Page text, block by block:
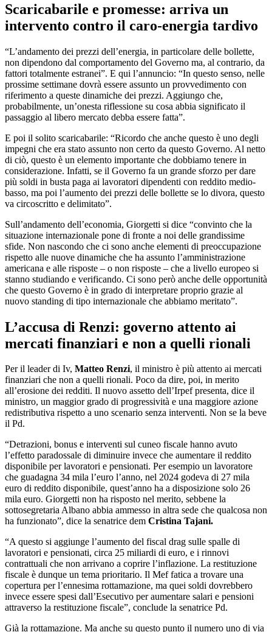
Scaricabarile e promesse: arriva un
intervento contro il caro-energia tardivo
“L’andamento dei prezzi dell’energia, in particolare delle bollette,
non dipendono dal comportamento del Governo ma, al contrario, da
fattori totalmente estranei”. E qui l’annuncio: “In questo senso, nelle
prossime settimane dovrà essere assunto un provvedimento con
riferimento a queste dinamiche dei prezzi. Aggiungo che,
probabilmente, un’onesta riflessione su cosa abbia significato il
passaggio al libero mercato debba essere fatta”.
E poi il solito scaricabarile: “Ricordo che anche questo è uno degli
impegni che era stato assunto non certo da questo Governo. Al netto
di ciò, questo è un elemento importante che dobbiamo tenere in
considerazione. Infatti, se il Governo fa un grande sforzo per dare
più soldi in busta paga ai lavoratori dipendenti con reddito medio-
basso, ma poi l’aumento dei prezzi delle bollette se lo divora, questo
va circoscritto e delimitato”.
Sull’andamento dell’economia, Giorgetti si dice “convinto che la
situazione internazionale pone di fronte a noi delle grandissime
sfide. Non nascondo che ci sono anche elementi di preoccupazione
rispetto alle nuove dinamiche che ha assunto l’amministrazione
americana e alle risposte – o non risposte – che a livello europeo si
stanno studiando e verificando. Ci sono però anche delle opportunità
che questo Governo è in grado di interpretare proprio grazie al
nuovo standing di tipo internazionale che abbiamo meritato”.
L’accusa di Renzi: governo attento ai
mercati finanziari e non a quelli rionali
Per il leader di Iv, Matteo Renzi, il ministro è più attento ai mercati
finanziari che non a quelli rionali. Poco da dire, poi, in merito
all’erosione dei redditi. Il nuovo assetto dell’Irpef presenta, dice il
ministro, un maggior grado di progressività e una maggiore azione
redistributiva rispetto a uno scenario senza interventi. Non se la beve
il Pd.
“Detrazioni, bonus e interventi sul cuneo fiscale hanno avuto
l’effetto paradossale di diminuire invece che aumentare il reddito
disponibile per lavoratori e pensionati. Per esempio un lavoratore
che guadagna 34 mila l’euro l’anno, nel 2024 godeva di 27 mila
euro di reddito disponibile, quest’anno ha a disposizione solo 26
mila euro. Giorgetti non ha risposto nel merito, sebbene la
sottosegretaria Albano abbia ammesso in altra sede che qualcosa non
ha funzionato”, dice la senatrice dem Cristina Tajani.
“A questo si aggiunge l’aumento del fiscal drag sulle spalle di
lavoratori e pensionati, circa 25 miliardi di euro, e i rinnovi
contrattuali che non arrivano a coprire l’inflazione. La restituzione
fiscale è dunque un tema prioritario. Il Mef fatica a trovare una
copertura per l’ennesima rottamazione, ma quei soldi dovrebbero
invece essere spesi dall’Esecutivo per aumentare salari e pensioni
attraverso la restituzione fiscale”, conclude la senatrice Pd.
Già la rottamazione. Ma anche su questo punto il numero uno di via